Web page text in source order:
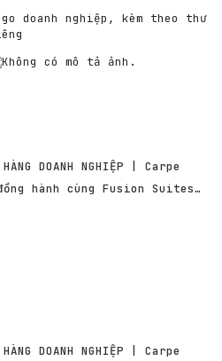
doanh nghiệp, kèm theo thư
HÀNG DOANH NGHIỆP | Carpe
hành cùng Fusion Suites
HÀNG DOANH NGHIỆP | Carpe